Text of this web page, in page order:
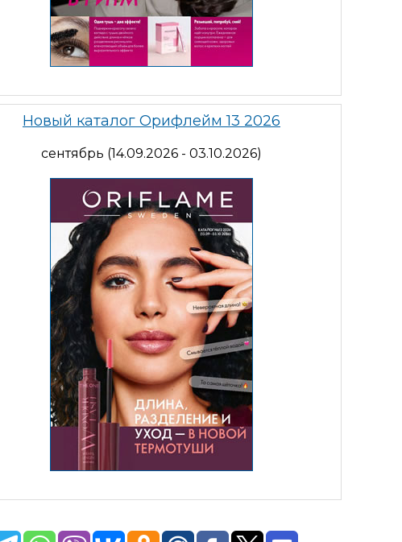
Новый каталог Орифлейм 13 2026
сентябрь (14.09.2026 - 03.10.2026)